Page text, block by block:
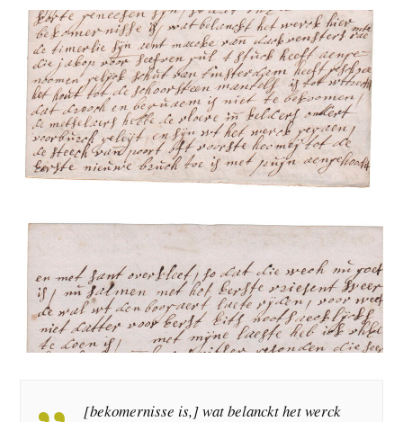
[bekomernisse is,] wat belanckt het werck